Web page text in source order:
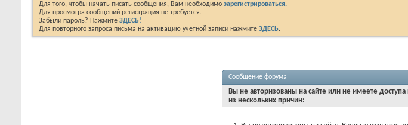
Для того, чтобы начать писать сообщения, Вам необходимо зарегистрироваться.
Для просмотра сообщений регистрация не требуется.
Забыли пароль? Нажмите ЗДЕСЬ!
Для повторного запроса письма на активацию учетной записи нажмите ЗДЕСЬ.
Сообщение форума
Вы не авторизованы на сайте или не имеете
из нескольких причин: